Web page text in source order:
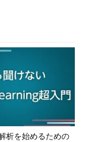
析を始めるための